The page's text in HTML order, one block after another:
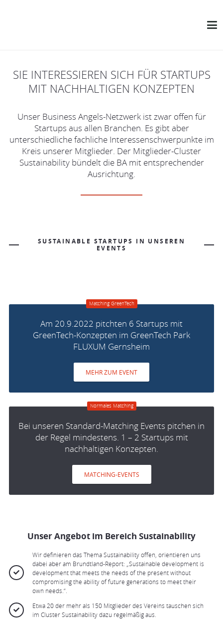
SIE INTERESSIEREN SICH FÜR STARTUPS
MIT NACHHALTIGEN KONZEPTEN
Unser Business Angels-Netzwerk ist zwar offen für
Startups aus allen Branchen. Es gibt aber
unterschiedliche fachliche Interessenschwerpunkte im
Kreis unserer Mitglieder. Der Mitglieder-Cluster
Sustainability bündelt die BA mit entsprechender
Ausrichtung.
SUSTAINABLE STARTUPS IN UNSEREN
EVENTS
Matching GreenTech
Am 20.9.2022 pitchten 6 Startups mit
GreenTech-Konzepten im GreenTech Park
FLUXUM Gernsheim
MEHR ZUM EVENT
Normales Matching
Bei unseren Standard-Matching Events pitchen in
der Regel mindestens. 1 – 2 Startups mit
nachhaltigen Konzepten.
MATCHING-EVENTS
Unser Angebot im Bereich Sustainability
Wir definieren das Thema Sustainability offen, orientieren uns
dabei aber am Brundtland-Report: „Sustainable development is
development that meets the needs of the present without
compromising the ability of future generations to meet their
own needs.“.
Etwa 20 der mehr als 150 Mitglieder des Vereins tauschen sich
im Cluster Sustainability dazu regelmäßig aus.